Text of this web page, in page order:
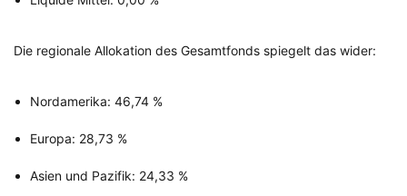
Die regionale Allokation des Gesamtfonds spiegelt das wider:
Nordamerika: 46,74 %
Europa: 28,73 %
Asien und Pazifik: 24,33 %